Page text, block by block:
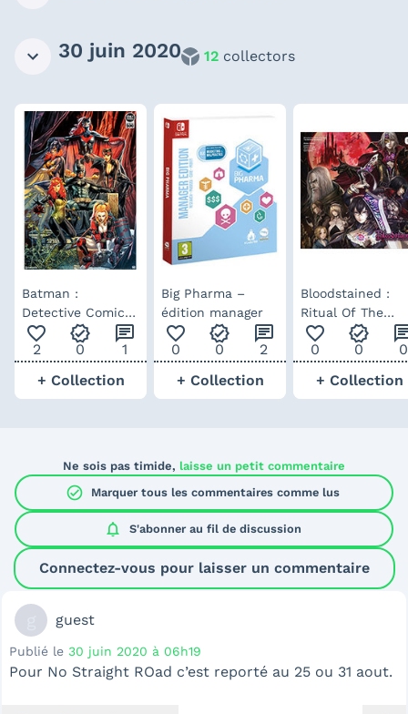
30 juin 2020 12 collectors
Batman :
Detective Comics
#1000 – Art Print
par Sideshow
favorite_outline
2
verified
0
chat
1
+ Collection
Big Pharma –
édition manager
favorite_outline
0
verified
0
chat
2
+ Collection
Bloodstained :
Ritual Of The
Night – The
Definitive
favorite_outline
0
verified
0
0
+ Collection
Ne sois pas timide, laisse un petit commentaire
check_circle Marquer tous les commentaires comme lus
notifications S'abonner au fil de discussion
Connectez-vous pour laisser un commentaire
guest
Publié le 30 juin 2020 à 06h19
Pour No Straight ROad c’est reporté au 25 ou 31 aout.